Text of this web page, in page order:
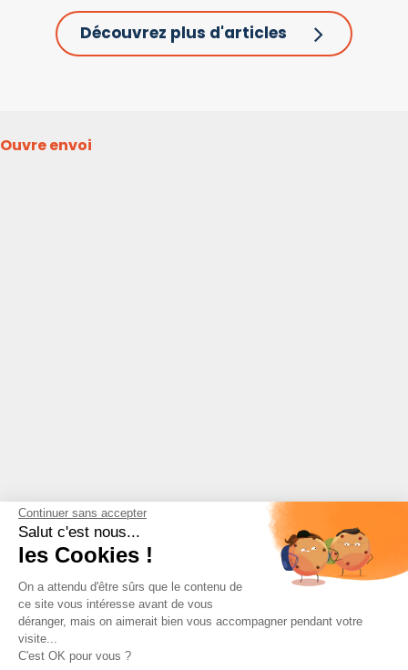
Découvrez plus d'articles
Ouvre envoi
Continuer sans accepter
Salut c'est nous...
les Cookies !
On a attendu d'être sûrs que le contenu de
ce site vous intéresse avant de vous
déranger, mais on aimerait bien vous accompagner pendant votre
visite...
C'est OK pour vous ?